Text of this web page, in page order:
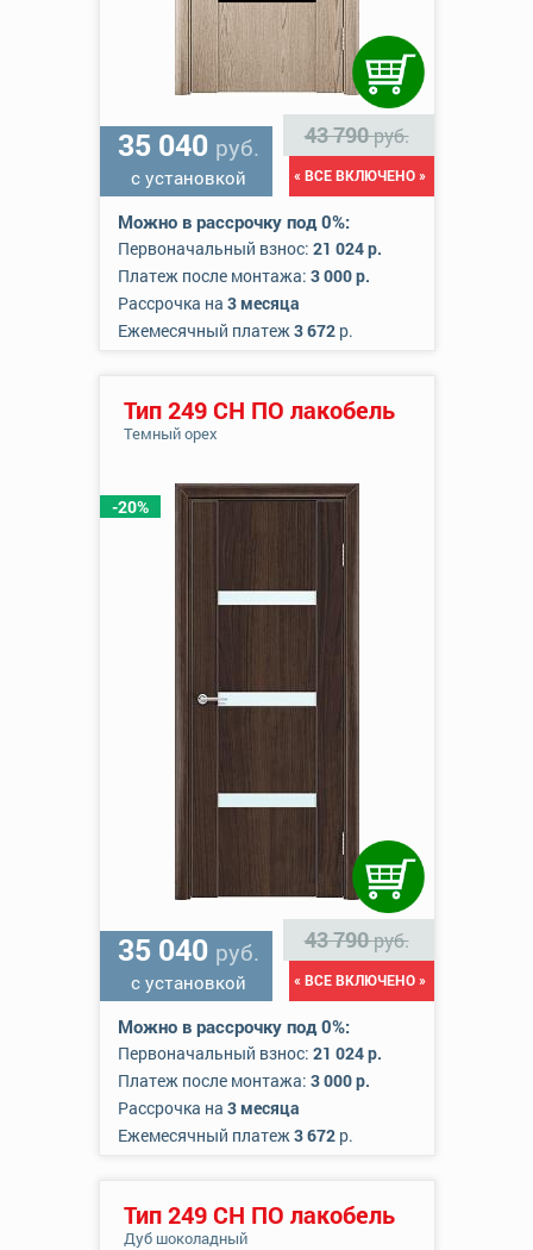
35 040 руб.
с установкой
43 790руб.
« ВСЕ ВКЛЮЧЕНО »
Можно в рассрочку под 0%:
Первоначальный взнос: 21 024 р.
Платеж после монтажа: 3 000 р.
Рассрочка на 3 месяца
Ежемесячный платеж3 672р.
-20%
Тип 249 СН ПО лакобель
Темный орех
35 040 руб.
с установкой
43 790руб.
« ВСЕ ВКЛЮЧЕНО »
Можно в рассрочку под 0%:
Первоначальный взнос: 21 024 р.
Платеж после монтажа: 3 000 р.
Рассрочка на 3 месяца
Ежемесячный платеж3 672р.
Тип 249 СН ПО лакобель
Дуб шоколадный